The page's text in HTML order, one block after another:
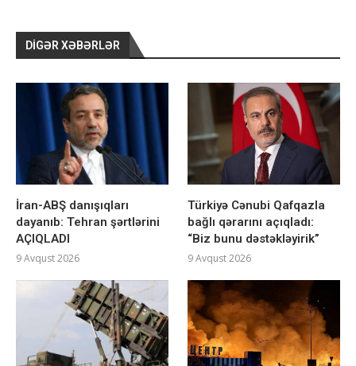
DIGƏR XƏBƏRLƏR
İran-ABŞ danışıqları
dayanıb: Tehran şərtlərini
AÇIQLADI
9 Avqust 2026
Türkiyə Cənubi Qafqazla
bağlı qərarını açıqladı:
“Biz bunu dəstəkləyirik”
9 Avqust 2026